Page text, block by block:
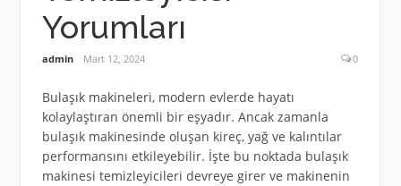
Yorumları
admin Mart 12, 2024 0
Bulaşık makineleri, modern evlerde hayatı
kolaylaştıran önemli bir eşyadır. Ancak zamanla
bulaşık makinesinde oluşan kireç, yağ ve kalıntılar
performansını etkileyebilir. İşte bu noktada bulaşık
makinesi temizleyicileri devreye girer ve makinenin